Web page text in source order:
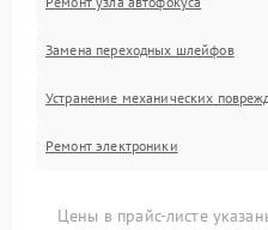
Замена переходных шлейфов
Устранение механических
Ремонт электроники
Цены в прайс-листе